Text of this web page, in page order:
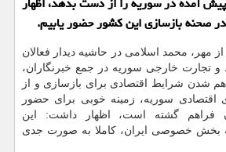
صحنه بازسازی این كشور حضور یابیم.
مهر، محمد اسلامی در حاشیه دیدار فعالان
و تجارت خارجی سوریه در جمع خبرنگاران،
شدن شرایط اقتصادی برای بازسازی و از
اقتصادی سوریه، زمینه خوبی برای حضور
فراهم گشته است، اظهار داشت: این
كه بخش خصوصی ایران، كاملا به صورت جدی